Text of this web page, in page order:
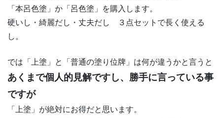
「本呂色塗」か「呂色塗」を購入します。
硬いし・綺麗だし・丈夫だし ３点セットで長く使える
し。
では「上塗」と「普通の塗り位牌」は何が違うかと言うと
あくまで個人的見解ですし、勝手に言っている事
ですが
「上塗」が絶対にお得だと思います。